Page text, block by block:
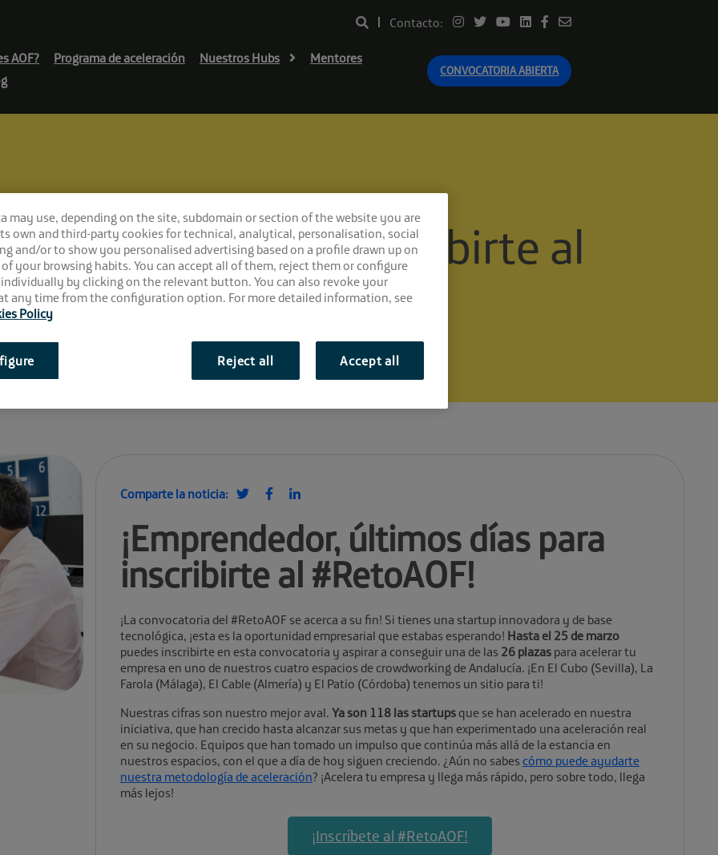
Contacto:
AOF? Programa de aceleración Nuestros Hubs
Mentores
CONVOCATORIA ABIERTA
días para inscribirte al
Comparte la noticia:
¡Emprendedor, últimos días para
inscribirte al #RetoAOF!
¡La convocatoria del #RetoAOF se acerca a su fin! Si tienes una startup innovadora y de base
tecnológica, ¡esta es la oportunidad empresarial que estabas esperando! Hasta el 25 de marzo
puedes inscribirte en esta convocatoria y aspirar a conseguir una de las 26 plazas para acelerar tu
empresa en uno de nuestros cuatro espacios de crowdworking de Andalucía. ¡En El Cubo (Sevilla), La
Farola (Málaga), El Cable (Almería) y El Patio (Córdoba) tenemos un sitio para ti!
Nuestras cifras son nuestro mejor aval. Ya son 118 las startups que se han acelerado en nuestra
iniciativa, que han crecido hasta alcanzar sus metas y que han experimentado una aceleración real
en su negocio. Equipos que han tomado un impulso que continúa más allá de la estancia en
nuestros espacios, con el que a día de hoy siguen creciendo. ¿Aún no sabescómo puede ayudarte
nuestra metodología de aceleración? ¡Acelera tu empresa y llega más rápido, pero sobre todo, llega
más lejos!
¡Inscríbete al #RetoAOF!
may use, depending on the site, subdomain or section of the website you are
own and third-party cookies for technical, analytical, personalisation, social
and/or to show you personalised advertising based on a profile drawn up on
your browsing habits. You can accept all of them, reject them or configure
by clicking on the relevant button. You can also revoke your
any time from the configuration option. For more detailed information, see
Policy
Reject all Accept all